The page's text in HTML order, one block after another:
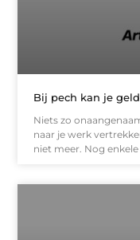
Bij pech kan je
Niets zo
naar je werk
niet meer. Nog